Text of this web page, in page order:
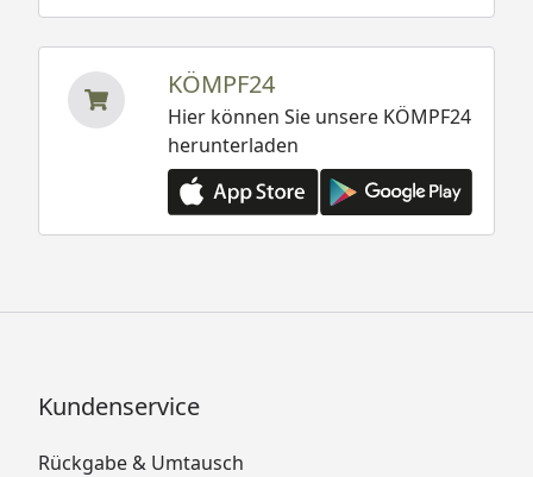
KÖMPF24
Hier können Sie unsere KÖMPF24
herunterladen
Kundenservice
Rückgabe & Umtausch